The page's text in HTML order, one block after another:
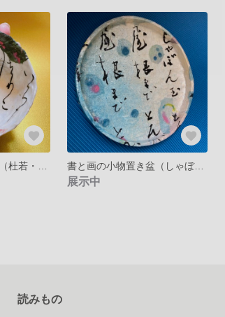
書と画の小物置き盆（しゃぼん玉）一閑張り
展示中
読みもの